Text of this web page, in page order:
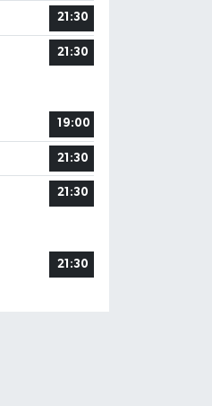
21:30
21:30
19:00
21:30
21:30
21:30